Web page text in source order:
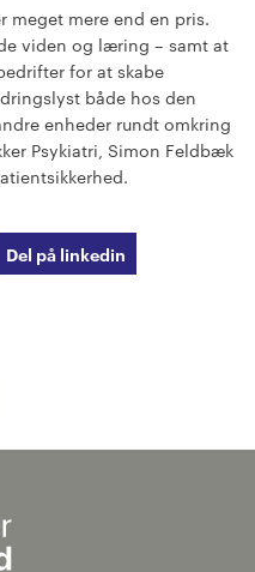
meget mere end en pris.
viden og læring – samt at
for at skabe
både hos den
enheder rundt omkring
Psykiatri, Simon Feldbæk
Del på linkedin